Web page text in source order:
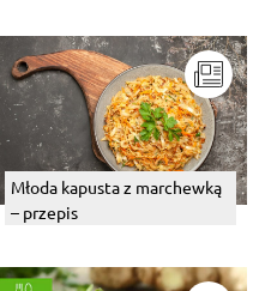
Młoda kapusta z marchewką
– przepis